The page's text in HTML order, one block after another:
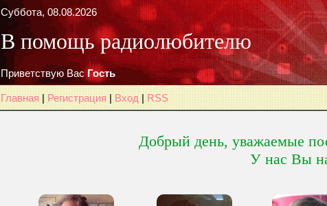
Суббота, 08.08.2026
В помощь радиолюбителю
Приветствую Вас Гость
Главная Регистрация Вход RSS
Добрый день, уважаемые
У нас Вы